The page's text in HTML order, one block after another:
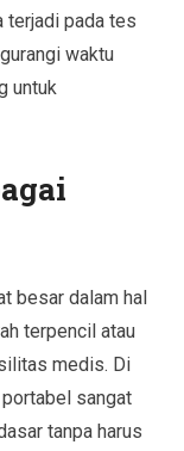
terjadi pada tes
waktu
untuk
besar dalam hal
terpencil atau
medis. Di
sangat
tanpa harus